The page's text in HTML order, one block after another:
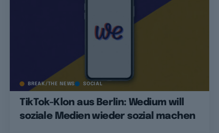
BREAK/THE NEWS SOCIAL
TikTok-Klon aus Berlin: Wedium will
soziale Medien wieder sozial machen